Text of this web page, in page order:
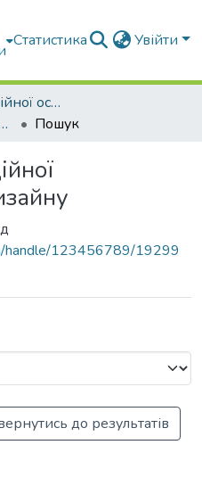
Статистика Увійти
Інститут інноваційної освіти Київського національного університету будівництва і архітектури
та дизайну
Пошук
handle/123456789/19299
до результатів